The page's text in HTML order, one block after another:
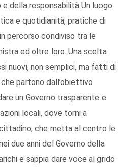
della responsabilità Un luogo
e quotidianità, pratiche di
percorso condiviso tra le
ed oltre loro. Una scelta
nuovi, non semplici, ma fatti di
partono dall’obiettivo
un Governo trasparente e
locali, dove torni a
che metta al centro le
due anni del Governo della
e sappia dare voce al grido